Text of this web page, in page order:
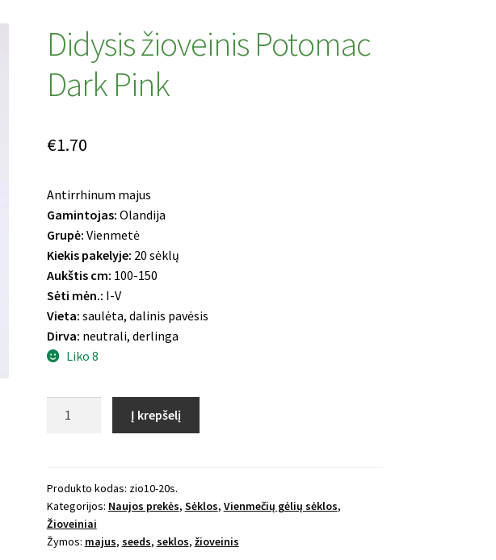
Didysis žioveinis Potomac
Dark Pink
€1.70
Antirrhinum majus
Gamintojas: Olandija
Grupė: Vienmetė
Kiekis pakelyje: 20 sėklų
Aukštis cm: 100-150
Sėti mėn.: I-V
Vieta: saulėta, dalinis pavėsis
Dirva: neutrali, derlinga
Liko 8
Potomac
Dark
Pink
Į krepšelį
Produkto kodas: zio10-20s.
Kategorijos: Naujos prekės, Sėklos, Vienmečių gėlių sėklos,
Žioveiniai
Žymos: majus, seeds, seklos, žioveinis